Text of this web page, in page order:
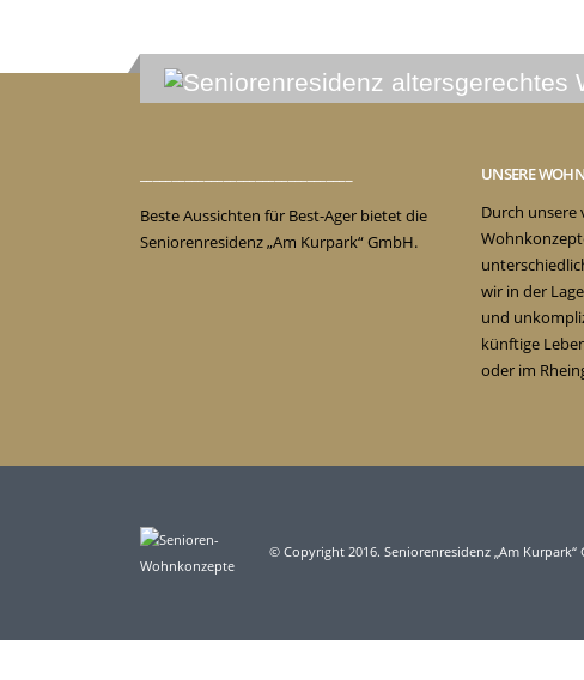
Beste Aussichten für Best-Ager bietet die
Seniorenresidenz „Am Kurpark“ GmbH.
UNSERE
Durch unsere
wir in der
und
künftige
oder im
© Copyright 2016. Seniorenresidenz „Am Kurpark“